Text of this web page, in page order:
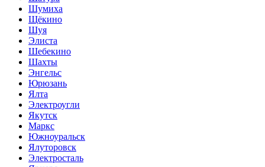
Шумиха
Щёкино
Шуя
Элиста
Шебекино
Шахты
Энгельс
Юрюзань
Ялта
Электроугли
Якутск
Маркс
Южноуральск
Ялуторовск
Электросталь